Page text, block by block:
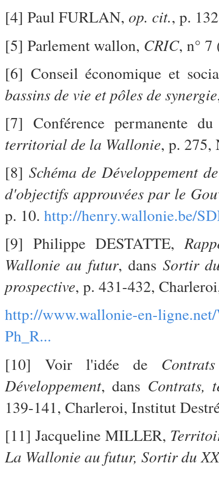
[4] Paul FURLAN, op. cit., p.
[5] Parlement wallon, CRIC, n° 7
[6] Conseil économique et
bassins de vie et pôles de synergie
[7] Conférence permanente
territorial de la Wallonie, p. 275,
[8] Schéma de Développement
d'objectifs approuvées par le
p. 10. http://henry.wallonie.be/
[9] Philippe DESTATTE,
Wallonie au futur, dans Sortir
prospective, p. 431-432,
http://www.wallonie-en-
Ph_R...
[10] Voir l'idée de
Développement, dans Contrats,
139-141, Charleroi, Institut
[11] Jacqueline MILLER,
La Wallonie au futur, Sortir du